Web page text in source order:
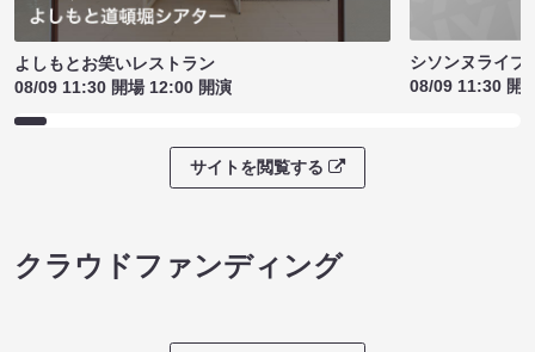
よしもとお笑いレストラン
08/09 11:30 開場 12:00 開演
シソンヌライ
08/09 11:30 開
サイトを閲覧する
クラウドファンディング